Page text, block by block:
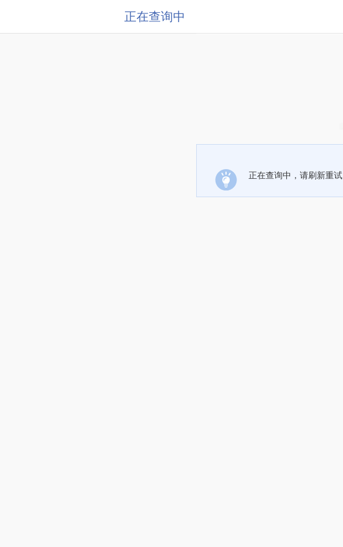
正在查询中
正在查询中，请刷新重试